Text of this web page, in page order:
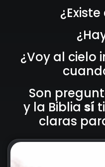
¿Voy al cielo
Son
y la Biblia sí
claras